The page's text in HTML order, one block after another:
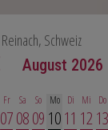
- Im
Schweiz
August 2026
Fr
07
Sa
08
So
09
Mo
10
Di
11
Mi
12
Do
13